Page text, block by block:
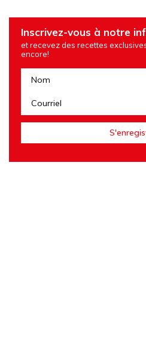
Inscrivez-vous à notre
et recevez des recettes
encore!